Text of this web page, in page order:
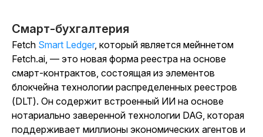
Смарт-бухгалтерия
Fetch Smart Ledger, который является мейннетом
Fetch.ai, — это новая форма реестра на основе
смарт-контрактов, состоящая из элементов
блокчейна технологии распределенных реестров
(DLT). Он содержит встроенный ИИ на основе
нотариально заверенной технологии DAG, которая
поддерживает миллионы экономических агентов и